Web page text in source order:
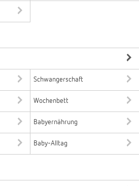
Schwangerschaft
Wochenbett
Babyernährung
Baby-Alltag